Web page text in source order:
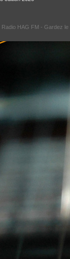
Radio HAG FM - Gardez le